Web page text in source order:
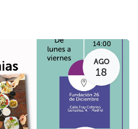
AGO
18